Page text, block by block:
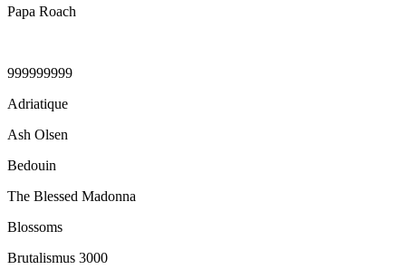
Papa Roach
999999999
Adriatique
Ash Olsen
Bedouin
The Blessed Madonna
Blossoms
Brutalismus 3000